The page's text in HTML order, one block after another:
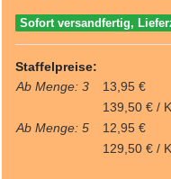
Sofort versandfertig,
Staffelpreise:
Ab Menge: 3
13,95 €
139,50 € /
Ab Menge: 5
12,95 €
129,50 € /